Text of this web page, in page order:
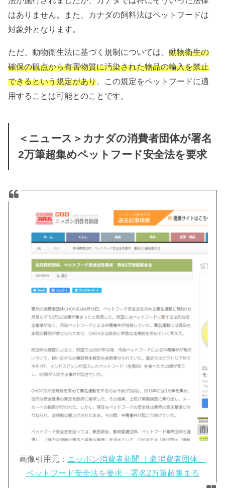
はありません。また、カナダの飼料法はペットフードは
対象外となります。
ただ、動物衛生法に基づく規制については、動物衛生の
確保の観点から有害物質に汚染された物品の輸入を禁止
できるという規定があり 、この規定をペットフードに適
用することは可能とのことです。
＜ニュース＞カナダの消費者団体が署名
2万筆超集めペットフード安全法を要求
画像引用元： ニッポン消費者新聞 ｜豪消費者団体、
ペットフード安全法を要求 署名2万筆超集まる